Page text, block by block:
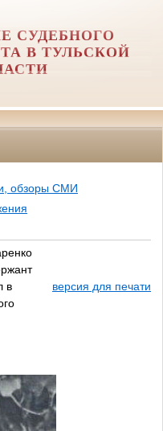
СУДЕБНОГО
В ТУЛЬСКОЙ
обзоры СМИ
в
версия для печати